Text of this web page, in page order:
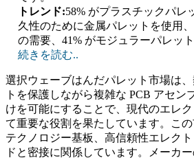
トレンド:58% がプラスチックパレ
久性のために金属パレットを使用
の需要、41% がモジュラーパレッ
続きを読む..
選択ウェーブはんだパレット市場は
トを保護しながら複雑な PCB アセン
けを可能にすることで、現代のエレ
て重要な役割を果たしています。こ
テクノロジー基板、高信頼性エレク
ドと密接に関係しています。メーカ